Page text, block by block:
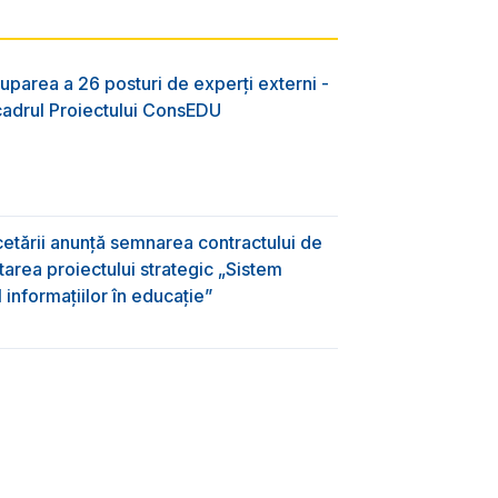
a 26 posturi de experți externi -
Proiectului ConsEDU
anunță semnarea contractului de
proiectului strategic „Sistem
în educație”